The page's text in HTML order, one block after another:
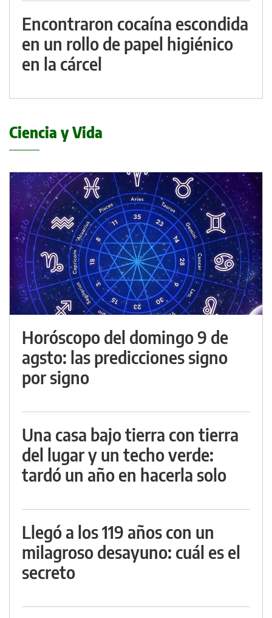
Encontraron cocaína escondida
en un rollo de papel higiénico
en la cárcel
Ciencia y Vida
Horóscopo del domingo 9 de
agsto: las predicciones signo
por signo
Una casa bajo tierra con tierra
del lugar y un techo verde:
tardó un año en hacerla solo
Llegó a los 119 años con un
milagroso desayuno: cuál es el
secreto